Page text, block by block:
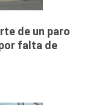
de un paro
falta de